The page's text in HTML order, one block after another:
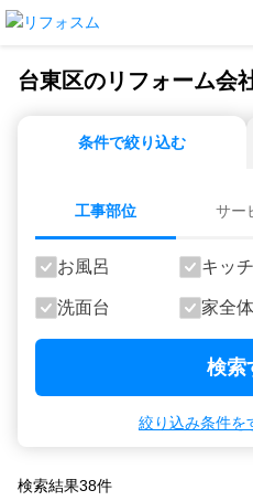
台東区のリフォーム会
条件で絞り込む
工事部位 サー
お風呂 キッ
洗面台 家全体
検索
絞り込み条件を
検索結果38件